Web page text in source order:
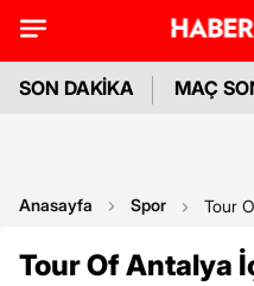
SON DAKİKA MAÇ
Anasayfa Spor Tour
Tour Of Antalya